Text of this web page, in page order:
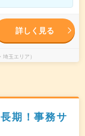
詳しく見る
玉エリア）
期！事務サ